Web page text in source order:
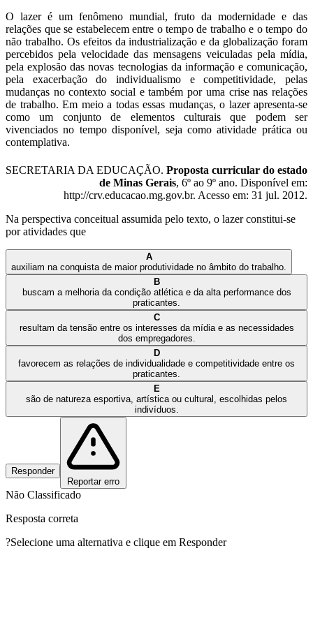
O lazer é um fenômeno mundial, fruto da modernidade e das
relações que se estabelecem entre o tempo de trabalho e o tempo do
não trabalho. Os efeitos da industrialização e da globalização foram
percebidos pela velocidade das mensagens veiculadas pela mídia,
pela explosão das novas tecnologias da informação e comunicação,
pela exacerbação do individualismo e competitividade, pelas
mudanças no contexto social e também por uma crise nas relações
de trabalho. Em meio a todas essas mudanças, o lazer apresenta-se
como um conjunto de elementos culturais que podem ser
vivenciados no tempo disponível, seja como atividade prática ou
contemplativa.
SECRETARIA DA EDUCAÇÃO. Proposta curricular do estado
de Minas Gerais, 6º ao 9º ano. Disponível em:
http://crv.educacao.mg.gov.br. Acesso em: 31 jul. 2012.
Na perspectiva conceitual assumida pelo texto, o lazer constitui-se
por atividades que
A
auxiliam na conquista de maior produtividade no âmbito do trabalho.
B
buscam a melhoria da condição atlética e da alta performance dos
praticantes.
C
resultam da tensão entre os interesses da mídia e as necessidades
dos empregadores.
D
favorecem as relações de individualidade e competitividade entre os
praticantes.
E
são de natureza esportiva, artística ou cultural, escolhidas pelos
indivíduos.
Responder
Reportar erro
Não Classificado
Resposta correta
?Selecione uma alternativa e clique em Responder